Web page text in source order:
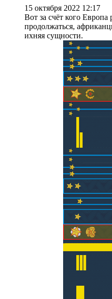
15 октября 2022 12:17
Вот за счёт кого Европа
продолжаться,
ихняя сущности.